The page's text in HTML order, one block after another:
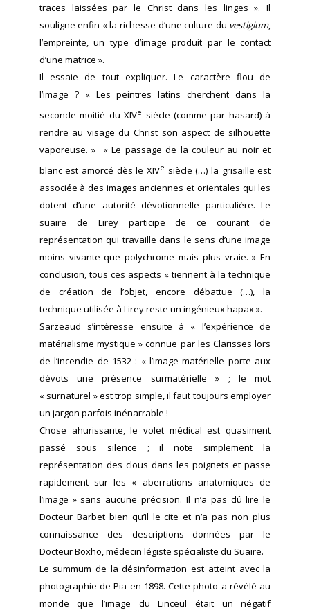
traces laissées par le Christ dans les linges ». Il
souligne enfin « la richesse d’une culture du vestigium,
l’empreinte, un type d’image produit par le contact
d’une matrice ».
Il essaie de tout expliquer. Le caractère flou de
l’image ? « Les peintres latins cherchent dans la
seconde moitié du XIVe siècle (comme par hasard) à
rendre au visage du Christ son aspect de silhouette
vaporeuse. » « Le passage de la couleur au noir et
blanc est amorcé dès le XIVe siècle (…) la grisaille est
associée à des images anciennes et orientales qui les
dotent d’une autorité dévotionnelle particulière. Le
suaire de Lirey participe de ce courant de
représentation qui travaille dans le sens d’une image
moins vivante que polychrome mais plus vraie. » En
conclusion, tous ces aspects « tiennent à la technique
de création de l’objet, encore débattue (…), la
technique utilisée à Lirey reste un ingénieux hapax ».
Sarzeaud s’intéresse ensuite à « l’expérience de
matérialisme mystique » connue par les Clarisses lors
de l’incendie de 1532 : « l’image matérielle porte aux
dévots une présence surmatérielle » ; le mot
« surnaturel » est trop simple, il faut toujours employer
un jargon parfois inénarrable !
Chose ahurissante, le volet médical est quasiment
passé sous silence ; il note simplement la
représentation des clous dans les poignets et passe
rapidement sur les « aberrations anatomiques de
l’image » sans aucune précision. Il n’a pas dû lire le
Docteur Barbet bien qu’il le cite et n’a pas non plus
connaissance des descriptions données par le
Docteur Boxho, médecin légiste spécialiste du Suaire.
Le summum de la désinformation est atteint avec la
photographie de Pia en 1898. Cette photo a révélé au
monde que l’image du Linceul était un négatif